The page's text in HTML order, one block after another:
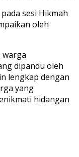
sesi Hikmah
oleh
dipandu oleh
lengkap dengan
yang
hidangan